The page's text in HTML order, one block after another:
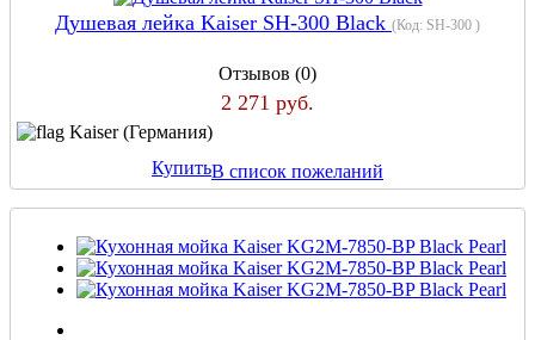
Душевая лейка Kaiser SH-300 Black (Код: SH-300 )
Отзывов (0)
2 271 руб.
Kaiser (Германия)
КупитьВ список пожеланий